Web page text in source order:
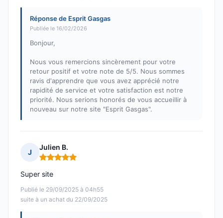
Réponse de Esprit Gasgas
Publiée le 16/02/2026
Bonjour,
Nous vous remercions sincèrement pour votre
retour positif et votre note de 5/5. Nous sommes
ravis d'apprendre que vous avez apprécié notre
rapidité de service et votre satisfaction est notre
priorité. Nous serions honorés de vous accueillir à
nouveau sur notre site "Esprit Gasgas".
J
Julien B.
Note : 5 sur 5
Publié le 29/09/2025 à 04h55
suite à un achat du 22/09/2025
Super site